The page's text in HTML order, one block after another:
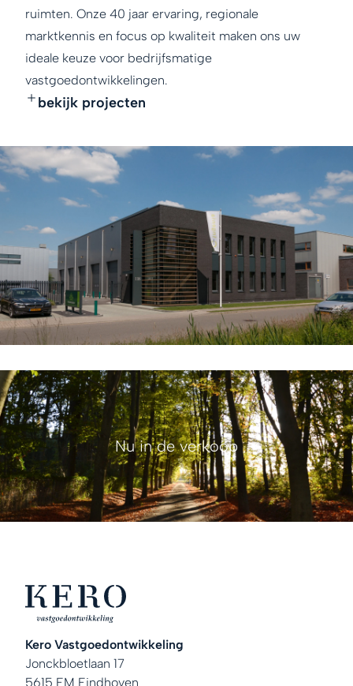
ruimten. Onze 40 jaar ervaring, regionale
marktkennis en focus op kwaliteit maken ons uw
ideale keuze voor bedrijfsmatige
vastgoedontwikkelingen.
bekijk projecten
Nu in de verkoop
Kero Vastgoedontwikkeling
Jonckbloetlaan 17
5615 EM Eindhoven